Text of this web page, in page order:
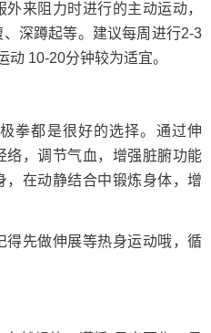
来阻力时进行的主动运动，
深蹲起等。建议每周进行2-3
10-20分钟较为适宜。
都是很好的选择。通过伸
络，调节气血，增强脏腑功能
，在动静结合中锻炼身体，增
先做伸展等热身运动哦，循